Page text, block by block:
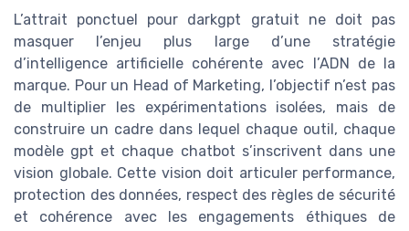
L’attrait ponctuel pour darkgpt gratuit ne doit pas
masquer l’enjeu plus large d’une stratégie
d’intelligence artificielle cohérente avec l’ADN de la
marque. Pour un Head of Marketing, l’objectif n’est pas
de multiplier les expérimentations isolées, mais de
construire un cadre dans lequel chaque outil, chaque
modèle gpt et chaque chatbot s’inscrivent dans une
vision globale. Cette vision doit articuler performance,
protection des données, respect des règles de sécurité
et cohérence avec les engagements éthiques de